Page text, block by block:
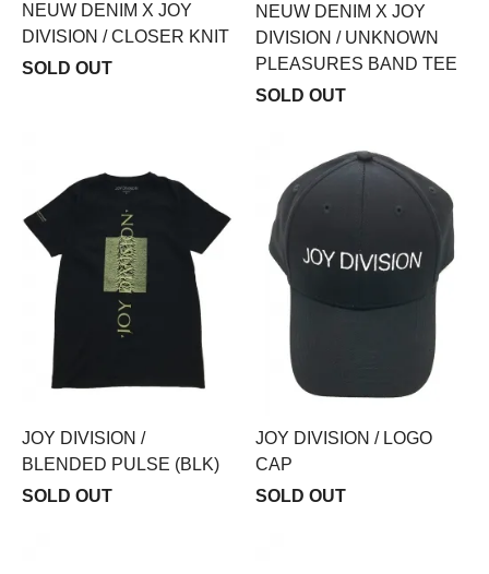
NEUW DENIM X JOY
DIVISION / CLOSER KNIT
SOLD OUT
NEUW DENIM X JOY
DIVISION / UNKNOWN
PLEASURES BAND TEE
SOLD OUT
JOY DIVISION /
BLENDED PULSE (BLK)
SOLD OUT
JOY DIVISION / LOGO
CAP
SOLD OUT